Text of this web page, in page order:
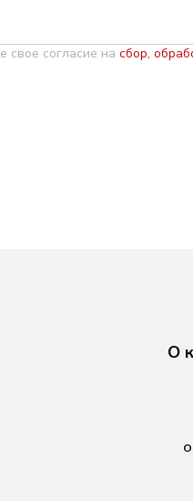
свое согласие на сбор,
О